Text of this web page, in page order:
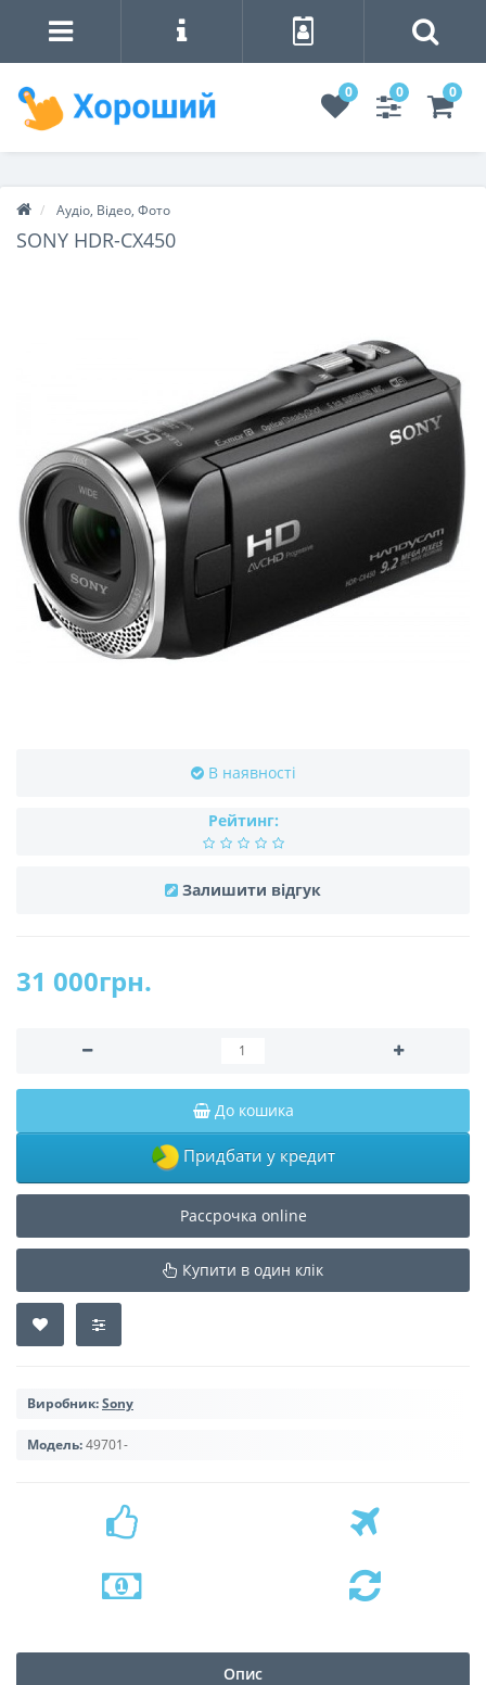
0 0 0
Аудіо, Відео, Фото
SONY HDR-CX450
В наявності
Рейтинг:
Залишити відгук
31 000грн.
До кошика
Придбати у кредит
Рассрочка online
Купити в один клік
Виробник:Sony
Модель:49701-
Опис